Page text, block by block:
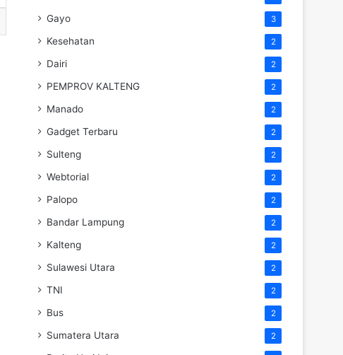
Gayo 3
Kesehatan 2
Dairi 2
PEMPROV KALTENG 2
Manado 2
Gadget Terbaru 2
Sulteng 2
Webtorial 2
Palopo 2
Bandar Lampung 2
Kalteng 2
Sulawesi Utara 2
TNI 2
Bus 2
Sumatera Utara 2